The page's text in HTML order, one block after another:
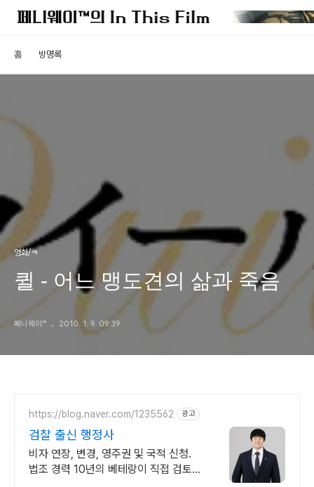
홈 방명록
영화/ㅋ
퀼 - 어느 맹도견의 삶과 죽음
페니웨이™ 2010. 1. 9. 09:39
https://blog.naver.com/1235562 광고
검찰 출신 행정사
비자 연장, 변경, 영주권 및 국적 신청.
법조 경력 10년의 베테랑이 직접 검토